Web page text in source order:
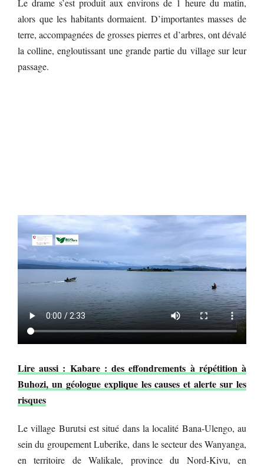
Le drame s’est produit aux environs de 1 heure du matin,
alors que les habitants dormaient. D’importantes masses de
terre, accompagnées de grosses pierres et d’arbres, ont dévalé
la colline, engloutissant une grande partie du village sur leur
passage.
Lire aussi : Kabare : des effondrements à répétition à
Buhozi, un géologue explique les causes et alerte sur les
risques
Le village Burutsi est situé dans la localité Bana-Ulengo, au
sein du groupement Luberike, dans le secteur des Wanyanga,
en territoire de Walikale, province du Nord-Kivu, en